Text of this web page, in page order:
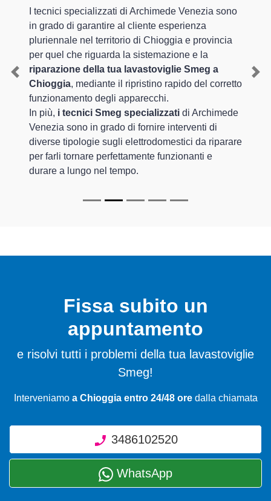
I tecnici specializzati di Archimede Venezia sono
in grado di garantire al cliente esperienza
pluriennale nel territorio di Chioggia e provincia
per quel che riguarda la sistemazione e la
riparazione della tua lavastoviglie Smeg a
Chioggia, mediante il ripristino rapido del corretto
funzionamento degli apparecchi.
In più, i tecnici Smeg specializzati di Archimede
Venezia sono in grado di fornire interventi di
diverse tipologie sugli elettrodomestici da riparare
per farli tornare perfettamente funzionanti e
durare a lungo nel tempo.
Previous
Fissa subito un
appuntamento
e risolvi tutti i problemi della tua lavastoviglie
Smeg!
Interveniamo a Chioggia entro 24/48 oredalla chiamata
3486102520
WhatsApp